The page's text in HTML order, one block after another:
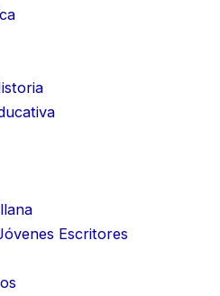
Escritores